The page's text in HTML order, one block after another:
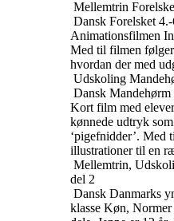
Mellemtrin
Dansk Forelsket
Animationsfilmen
Med til filmen
hvordan der med
Udskoling
Dansk
Kort film med
kønnede udtryk som
‘pigefnidder’. Med
illustrationer til en
Mellemtrin,
del 2
Dansk Danmarks
klasse Køn, Normer